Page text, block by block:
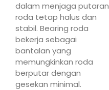
dalam menjaga putaran
roda tetap halus dan
stabil. Bearing roda
bekerja sebagai
bantalan yang
memungkinkan roda
berputar dengan
gesekan minimal.